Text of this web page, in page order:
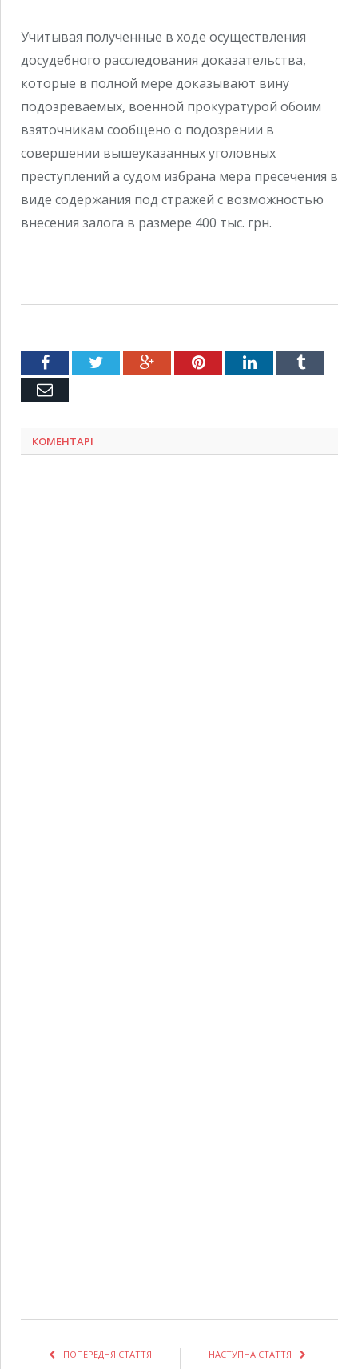
Учитывая полученные в ходе осуществления
досудебного расследования доказательства,
которые в полной мере доказывают вину
подозреваемых, военной прокуратурой обоим
взяточникам сообщено о подозрении в
совершении вышеуказанных уголовных
преступлений а судом избрана мера пресечения в
виде содержания под стражей с возможностью
внесения залога в размере 400 тыс. грн.
FacebookTwitter Google+PinterestLinkedInTumblr
Емейл
КОМЕНТАРІ
ПОПЕРЕДНЯ СТАТТЯ НАСТУПНА СТАТТЯ